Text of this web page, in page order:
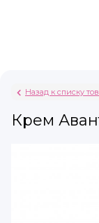
Назад к списку
Крем